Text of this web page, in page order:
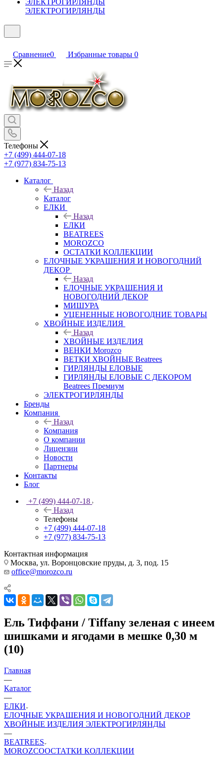
ЭЛЕКТРОГИРЛЯНДЫ
Сравнение0 Избранные товары 0
Телефоны
+7 (499) 444-07-18
+7 (977) 834-75-13
Каталог
Назад
Каталог
ЕЛКИ
Назад
ЕЛКИ
BEATREES
MOROZCO
ОСТАТКИ КОЛЛЕКЦИИ
ЕЛОЧНЫЕ УКРАШЕНИЯ И НОВОГОДНИЙ
ДЕКОР
Назад
ЕЛОЧНЫЕ УКРАШЕНИЯ И
НОВОГОДНИЙ ДЕКОР
МИШУРА
УЦЕНЕННЫЕ НОВОГОДНИЕ ТОВАРЫ
ХВОЙНЫЕ ИЗДЕЛИЯ
Назад
ХВОЙНЫЕ ИЗДЕЛИЯ
ВЕНКИ Morozco
ВЕТКИ ХВОЙНЫЕ Beatrees
ГИРЛЯНДЫ ЕЛОВЫЕ
ГИРЛЯНДЫ ЕЛОВЫЕ С ДЕКОРОМ
Beatrees Премиум
ЭЛЕКТРОГИРЛЯНДЫ
Бренды
Компания
Назад
Компания
О компании
Лицензии
Новости
Партнеры
Контакты
Блог
+7 (499) 444-07-18
Назад
Телефоны
+7 (499) 444-07-18
+7 (977) 834-75-13
Контактная информация
Москва, ул. Воронцовские пруды, д. 3, под. 15
office@morozco.ru
Ель Тиффани / Tiffany зеленая с инеем
шишками и ягодами в мешке 0,30 м
(10)
Главная
—
Каталог
—
ЕЛКИ
ЕЛОЧНЫЕ УКРАШЕНИЯ И НОВОГОДНИЙ ДЕКОР
ХВОЙНЫЕ ИЗДЕЛИЯ ЭЛЕКТРОГИРЛЯНДЫ
—
BEATREES
MOROZCOОСТАТКИ КОЛЛЕКЦИИ